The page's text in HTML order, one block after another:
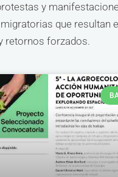
y
que resultan
retornos forzados.